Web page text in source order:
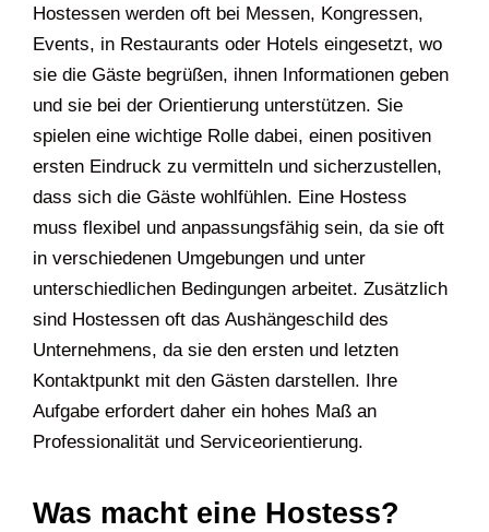
Hostessen werden oft bei Messen, Kongressen,
Events, in Restaurants oder Hotels eingesetzt, wo
sie die Gäste begrüßen, ihnen Informationen geben
und sie bei der Orientierung unterstützen. Sie
spielen eine wichtige Rolle dabei, einen positiven
ersten Eindruck zu vermitteln und sicherzustellen,
dass sich die Gäste wohlfühlen. Eine Hostess
muss flexibel und anpassungsfähig sein, da sie oft
in verschiedenen Umgebungen und unter
unterschiedlichen Bedingungen arbeitet. Zusätzlich
sind Hostessen oft das Aushängeschild des
Unternehmens, da sie den ersten und letzten
Kontaktpunkt mit den Gästen darstellen. Ihre
Aufgabe erfordert daher ein hohes Maß an
Professionalität und Serviceorientierung.
Was macht eine Hostess?